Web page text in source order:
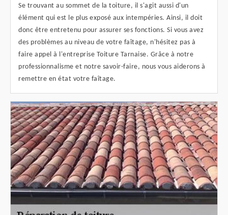
Se trouvant au sommet de la toiture, il s'agit aussi d'un
élément qui est le plus exposé aux intempéries. Ainsi, il doit
donc être entretenu pour assurer ses fonctions. Si vous avez
des problèmes au niveau de votre faîtage, n'hésitez pas à
faire appel à l'entreprise Toiture Tarnaise. Grâce à notre
professionnalisme et notre savoir-faire, nous vous aiderons à
remettre en état votre faîtage.